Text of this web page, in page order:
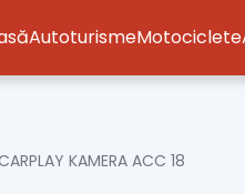
AutoturismeMotociclete
KAMERA ACC 18